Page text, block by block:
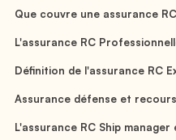
Que couvre une assurance
L'assurance RC
Définition de l'assurance RC
Assurance défense et
L'assurance RC Ship